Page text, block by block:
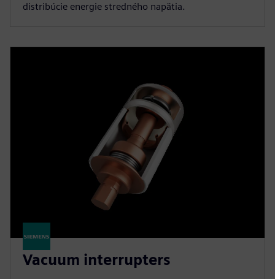
distribúcie energie stredného napätia.
Vacuum interrupters